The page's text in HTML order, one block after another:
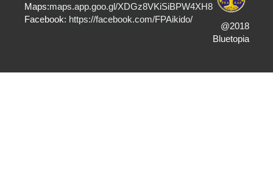
Maps:maps.app.goo.gl/XDGz8VKiSiBPW4XH8
Facebook: https://facebook.com/FPAikido/
@2018
Bluetopia